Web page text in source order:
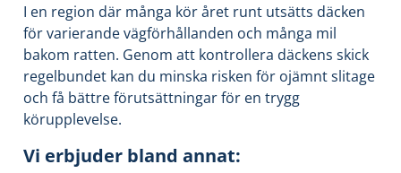
I en region där många kör året runt utsätts däcken
för varierande vägförhållanden och många mil
bakom ratten. Genom att kontrollera däckens skick
regelbundet kan du minska risken för ojämnt slitage
och få bättre förutsättningar för en trygg
körupplevelse.
Vi erbjuder bland annat: